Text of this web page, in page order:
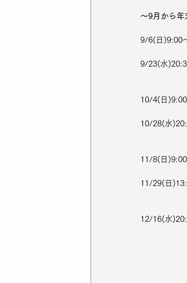
〜9月から年
9/6(日)9:00
9/23(水
10/4(日
10/28(水
11/8(日
11/29(日
12/16(水